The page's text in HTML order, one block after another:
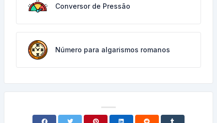
Conversor de Pressão
Número para algarismos romanos